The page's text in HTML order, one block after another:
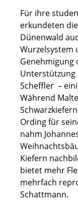
Für ihre
erkundeten
Dünenwald
Genehmigung
Unterstützung
Scheffler –
Während
Ording für
nahm
Kiefern
bietet mehr
mehrfach
Schattmann.